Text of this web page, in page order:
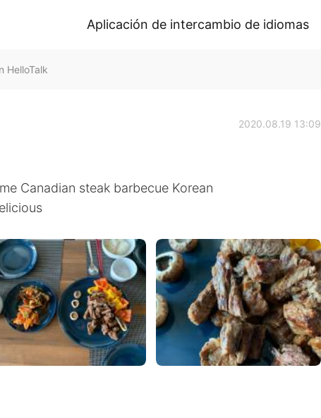
Aplicación de intercambio de idiomas
HelloTalk
2020.08.19 13:09
Canadian steak barbecue Korean